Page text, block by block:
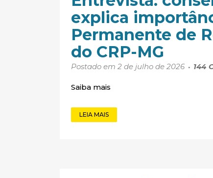
explica
Permanente de
do CRP-MG
Postado em 2 de julho de 2026 144
Saiba mais
LEIA MAIS